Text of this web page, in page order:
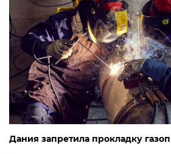
Дания запретила прокладку